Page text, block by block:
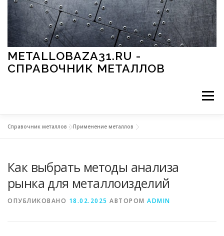
Перейти к содержимому
METALLOBAZA31.RU -
СПРАВОЧНИК МЕТАЛЛОВ
Меню
МЕТАЛЛЫ И ОКРУЖАЮЩАЯ СРЕДА
Справочник металлов »Применение металлов
Как выбрать методы анализа
рынка для металлоизделий
ОПУБЛИКОВАНО 18.02.2025 АВТОРОМ ADMIN